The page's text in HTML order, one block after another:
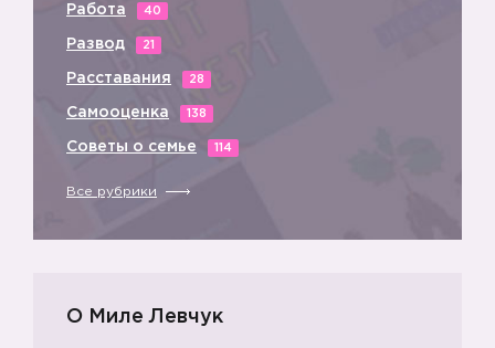
Работа 40
Развод 21
Расставания 28
Самооценка 138
Советы о семье 114
Все рубрики
О Миле Левчук